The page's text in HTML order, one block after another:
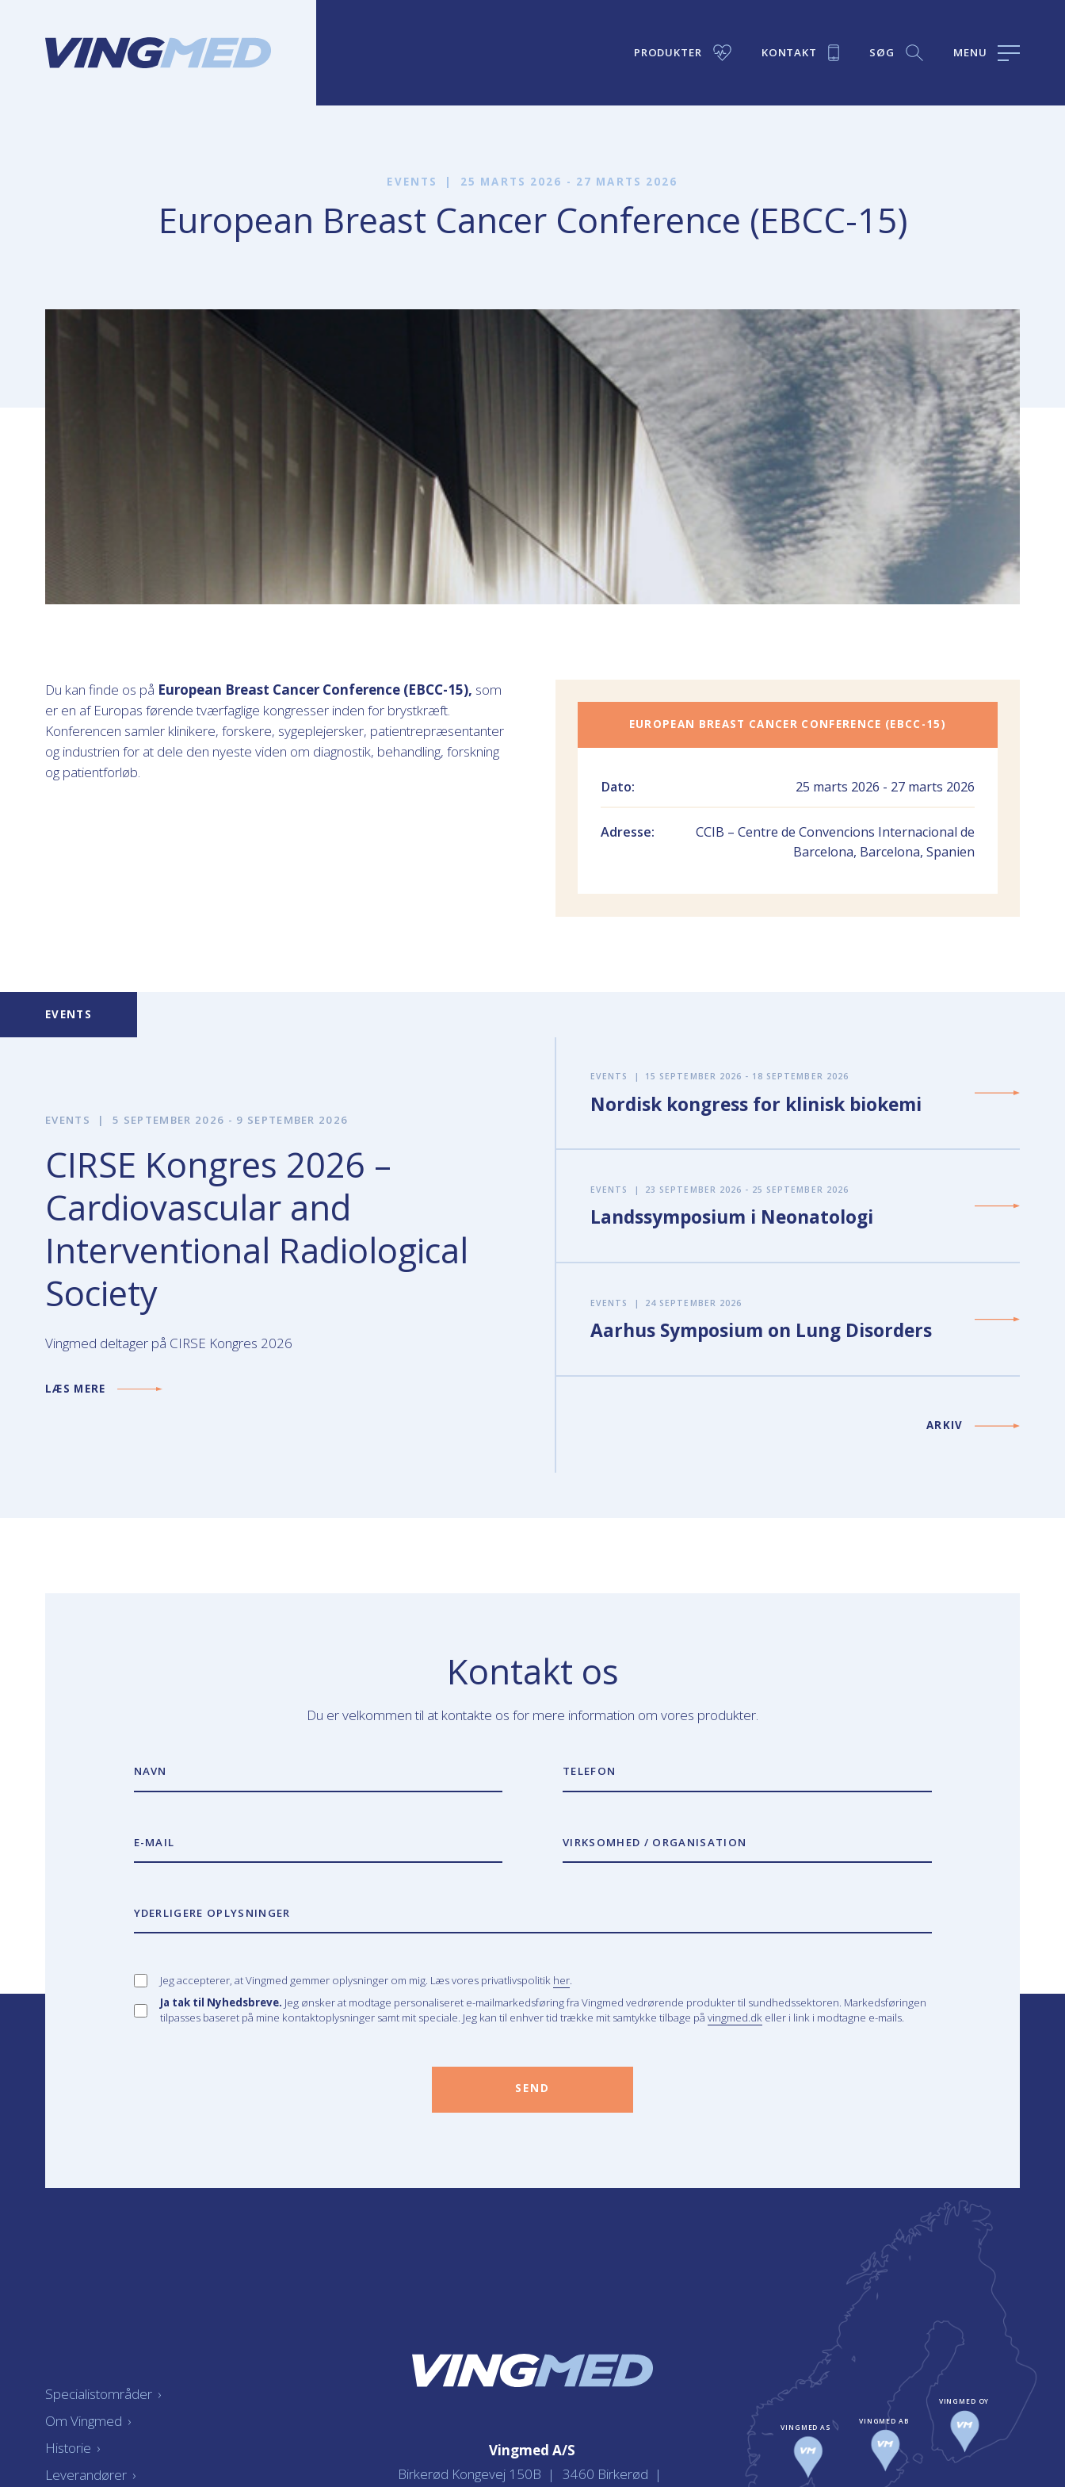
PRODUKTER KONTAKT SØG MENU
EVENTS 25 MARTS 2026 - 27 MARTS 2026
European Breast Cancer Conference (EBCC-15)
Du kan finde os på European Breast Cancer Conference (EBCC-15), som
er en af Europas førende tværfaglige kongresser inden for brystkræft.
Konferencen samler klinikere, forskere, sygeplejersker, patientrepræsentanter
og industrien for at dele den nyeste viden om diagnostik, behandling, forskning
og patientforløb.
EUROPEAN BREAST CANCER CONFERENCE (EBCC-15)
Dato: 25 marts 2026 - 27 marts 2026
Adresse:
CCIB – Centre de Convencions Internacional de
Barcelona, Barcelona, Spanien
EVENTS
EVENTS | 5 SEPTEMBER 2026 - 9 SEPTEMBER 2026
CIRSE Kongres 2026 –
Cardiovascular and
Interventional Radiological
Society
Vingmed deltager på CIRSE Kongres 2026
LÆS MERE
EVENTS | 15 SEPTEMBER 2026 - 18 SEPTEMBER 2026
Nordisk kongress for klinisk biokemi
EVENTS | 23 SEPTEMBER 2026 - 25 SEPTEMBER 2026
Landssymposium i Neonatologi
EVENTS | 24 SEPTEMBER 2026
Aarhus Symposium on Lung Disorders
ARKIV
Kontakt os
Du er velkommen til at kontakte os for mere information om vores produkter.
NAVN TELEFON
E-MAIL VIRKSOMHED / ORGANISATION
YDERLIGERE OPLYSNINGER
Jeg accepterer, at Vingmed gemmer oplysninger om mig. Læs vores privatlivspolitik her.
Ja tak til Nyhedsbreve. Jeg ønsker at modtage personaliseret e-mailmarkedsføring fra Vingmed vedrørende produkter til sundhedssektoren. Markedsføringen
tilpasses baseret på mine kontaktoplysninger samt mit speciale. Jeg kan til enhver tid trække mit samtykke tilbage på vingmed.dkeller i link i modtagne e-mails.
SEND
Specialistområder ›
Om Vingmed ›
Historie ›
Leverandører ›
Vingmed A/S
Birkerød Kongevej 150B
3460 Birkerød
VINGMED AS
VINGMED AB
VINGMED OY